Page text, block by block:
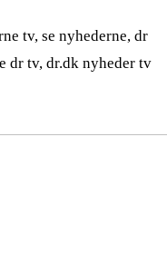
tv, se nyhederne, dr
dr tv, dr.dk nyheder tv